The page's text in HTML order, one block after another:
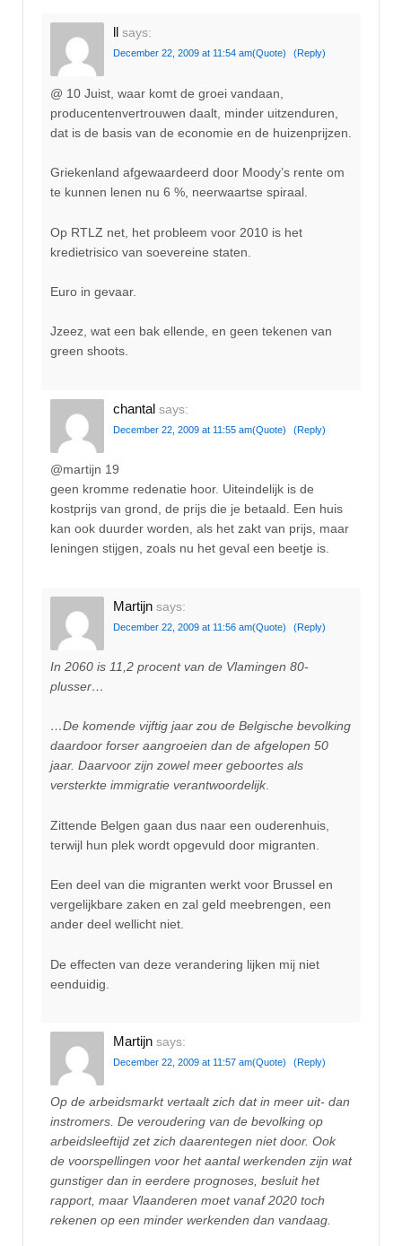
says:
December 22, 2009 at 11:54 am(Quote) (Reply)
@ 10 Juist, waar komt de groei vandaan,
producentenvertrouwen daalt, minder uitzenduren,
dat is de basis van de economie en de huizenprijzen.
Griekenland afgewaardeerd door Moody’s rente om
te kunnen lenen nu 6 %, neerwaartse spiraal.
Op RTLZ net, het probleem voor 2010 is het
kredietrisico van soevereine staten.
Euro in gevaar.
Jzeez, wat een bak ellende, en geen tekenen van
green shoots.
chantal says:
December 22, 2009 at 11:55 am(Quote) (Reply)
@martijn 19
geen kromme redenatie hoor. Uiteindelijk is de
kostprijs van grond, de prijs die je betaald. Een huis
kan ook duurder worden, als het zakt van prijs, maar
leningen stijgen, zoals nu het geval een beetje is.
Martijn says:
December 22, 2009 at 11:56 am(Quote) (Reply)
In 2060 is 11,2 procent van de Vlamingen 80-
plusser…
…De komende vijftig jaar zou de Belgische bevolking
daardoor forser aangroeien dan de afgelopen 50
jaar. Daarvoor zijn zowel meer geboortes als
versterkte immigratie verantwoordelijk.
Zittende Belgen gaan dus naar een ouderenhuis,
terwijl hun plek wordt opgevuld door migranten.
Een deel van die migranten werkt voor Brussel en
vergelijkbare zaken en zal geld meebrengen, een
ander deel wellicht niet.
De effecten van deze verandering lijken mij niet
eenduidig.
Martijn says:
December 22, 2009 at 11:57 am(Quote) (Reply)
Op de arbeidsmarkt vertaalt zich dat in meer uit- dan
instromers. De veroudering van de bevolking op
arbeidsleeftijd zet zich daarentegen niet door. Ook
de voorspellingen voor het aantal werkenden zijn wat
gunstiger dan in eerdere prognoses, besluit het
rapport, maar Vlaanderen moet vanaf 2020 toch
rekenen op een minder werkenden dan vandaag.